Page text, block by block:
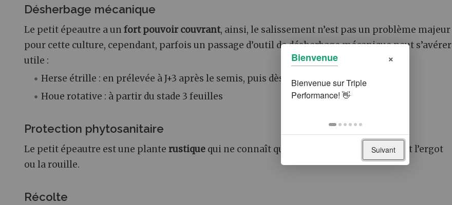
Désherbage mécanique
Le petit épeautre a un fort pouvoir couvrant, ainsi, le salissement n’est pas un problème majeur
pour cette culture, cependant, parfois un passage d’outil de désherbage mécanique peut s’avérer
utile :
Herse étrille : en prélevée à J+3 après le semis, puis dès le stade 3 feuilles
Houe rotative : à partir du stade 3 feuilles
Protection phytosanitaire
Le petit épeautre est une plante rustique qui ne connaît que peu de maladies, mis à part l’ergot
ou la rouille.
Récolte
Bienvenue ×
Suivant